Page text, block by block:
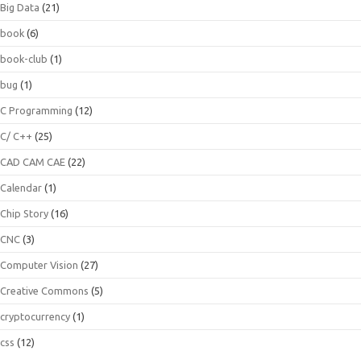
Big Data (21)
book (6)
book-club (1)
bug (1)
C Programming (12)
C/ C++ (25)
CAD CAM CAE (22)
Calendar (1)
Chip Story (16)
CNC (3)
Computer Vision (27)
Creative Commons (5)
cryptocurrency (1)
css (12)